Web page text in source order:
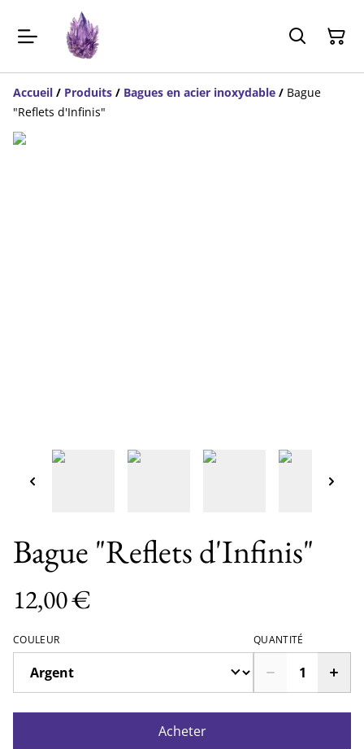
Accueil / Produits / Bagues en acier inoxydable / Bague
"Reflets d'Infinis"
Bague "Reflets d'Infinis"
12,00 €
COULEUR QUANTITÉ
Acheter